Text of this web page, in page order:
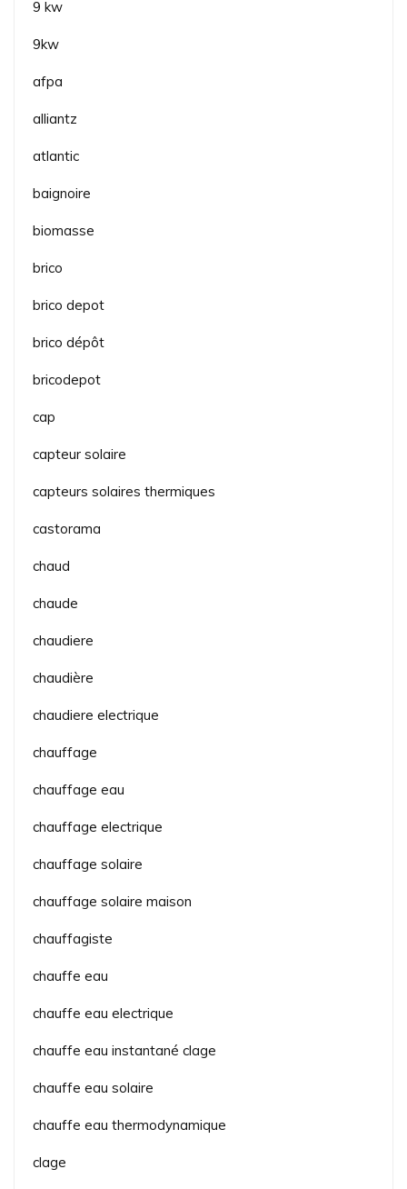
9 kw
9kw
afpa
alliantz
atlantic
baignoire
biomasse
brico
brico depot
brico dépôt
bricodepot
cap
capteur solaire
capteurs solaires thermiques
castorama
chaud
chaude
chaudiere
chaudière
chaudiere electrique
chauffage
chauffage eau
chauffage electrique
chauffage solaire
chauffage solaire maison
chauffagiste
chauffe eau
chauffe eau electrique
chauffe eau instantané clage
chauffe eau solaire
chauffe eau thermodynamique
clage